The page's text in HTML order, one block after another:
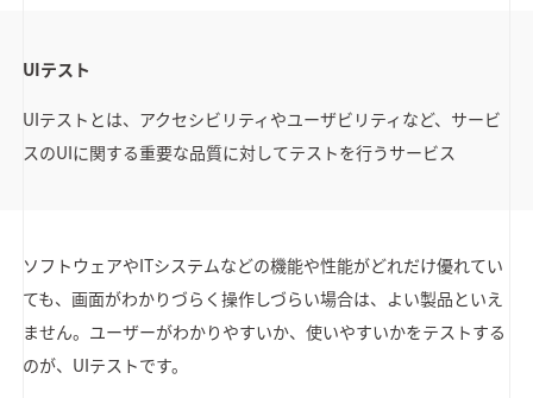
UIテスト
UIテストとは、アクセシビリティやユーザビリティなど、サービ
スのUIに関する重要な品質に対してテストを行うサービス
ソフトウェアやITシステムなどの機能や性能がどれだけ優れてい
ても、画面がわかりづらく操作しづらい場合は、よい製品といえ
ません。ユーザーがわかりやすいか、使いやすいかをテストする
のが、UIテストです。